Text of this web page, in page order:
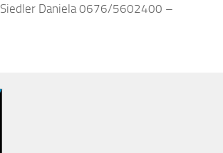
Siedler Daniela 0676/5602400 –